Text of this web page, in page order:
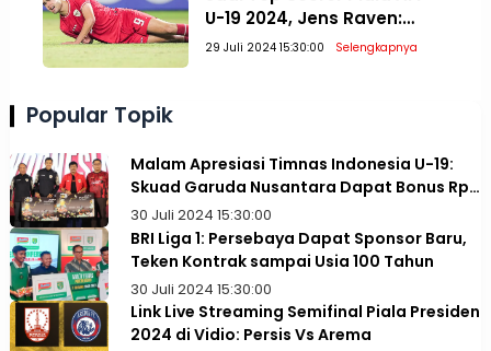
U-19 2024, Jens Raven:
Paling Penting Juara!
29 Juli 2024 15:30:00 Selengkapnya
Popular Topik
Malam Apresiasi Timnas Indonesia U-19:
Skuad Garuda Nusantara Dapat Bonus Rp1
Miliar
30 Juli 2024 15:30:00
BRI Liga 1: Persebaya Dapat Sponsor Baru,
Teken Kontrak sampai Usia 100 Tahun
30 Juli 2024 15:30:00
Link Live Streaming Semifinal Piala Presiden
2024 di Vidio: Persis Vs Arema